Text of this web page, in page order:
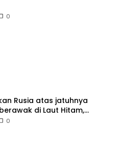
0
Rusia atas jatuhnya
di Laut Hitam,
0